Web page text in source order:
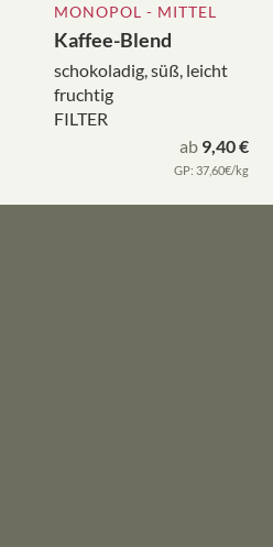
MONOPOL - MITTEL
Kaffee-Blend
schokoladig, süß, leicht
fruchtig
FILTER
ab 9,40 €
GP: 37,60€/kg